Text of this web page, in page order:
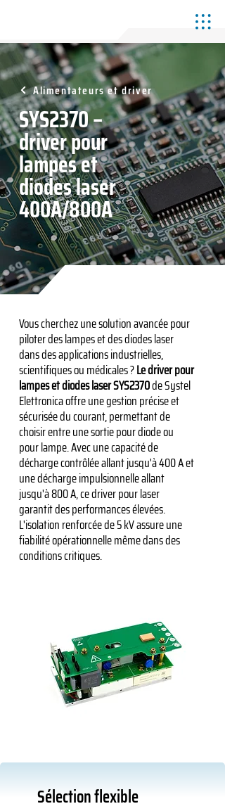
Alimentateurs et driver
SYS2370 –
driver pour
lampes et
diodes laser
400A/800A
Vous cherchez une solution avancée pour
piloter des lampes et des diodes laser
dans des applications industrielles,
scientifiques ou médicales ?Le driver pour
lampes et diodes laser SYS2370de Systel
Elettronica offre une gestion précise et
sécurisée du courant, permettant de
choisir entre une sortie pour diode ou
pour lampe. Avec une capacité de
décharge contrôlée allant jusqu'à 400 A et
une décharge impulsionnelle allant
jusqu'à 800 A, ce driver pour laser
garantit des performances élevées.
L'isolation renforcée de 5 kV assure une
fiabilité opérationnelle même dans des
conditions critiques.
Sélection flexible